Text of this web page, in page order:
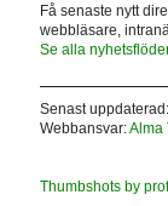
Få senaste nytt
webbläsare,
Se alla
Senast
Webbansvar:Alma
Thumbshots by